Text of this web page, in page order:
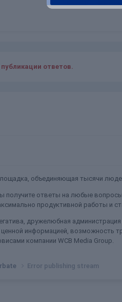
ответов.
объединяющая тысячи
получите ответы на любые
продуктивной работы и
дружелюбная
информацией, возможность
компании WCB Media Group.
Error publishing stream